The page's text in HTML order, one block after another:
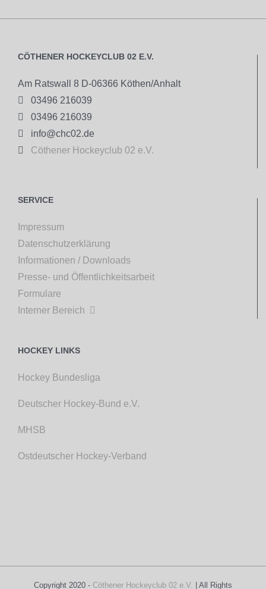
CÖTHENER HOCKEYCLUB 02 E.V.
Am Ratswall 8 D-06366 Köthen/Anhalt

03496 216039

03496 216039

info@chc02.de

Cöthener Hockeyclub 02 e.V.
SERVICE
Impressum
Datenschutzerklärung
Informationen / Downloads
Presse- und Öffentlichkeitsarbeit
Formulare
Interner Bereich

HOCKEY LINKS
Hockey Bundesliga
Deutscher Hockey-Bund e.V.
MHSB
Ostdeutscher Hockey-Verband
Copyright 2020 - Cöthener Hockeyclub 02 e.V. | All Rights